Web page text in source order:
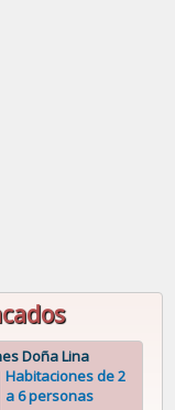
Doña Lina
Habitaciones de 2
a 6 personas